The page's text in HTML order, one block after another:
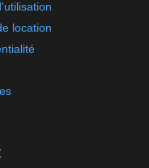
location